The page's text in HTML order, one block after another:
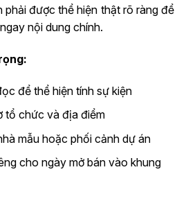
phải được thể hiện thật rõ ràng để
nội dung chính.
để thể hiện tính sự kiện
tổ chức và địa điểm
mẫu hoặc phối cảnh dự án
cho ngày mở bán vào khung